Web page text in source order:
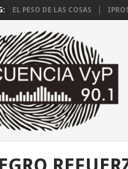
EL PESO DE LAS COSAS